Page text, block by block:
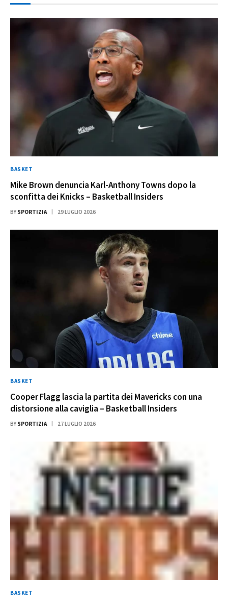
BASKET
Mike Brown denuncia Karl-Anthony Towns dopo la
sconfitta dei Knicks – Basketball Insiders
BY SPORTIZIA 29 LUGLIO 2026
BASKET
Cooper Flagg lascia la partita dei Mavericks con una
distorsione alla caviglia – Basketball Insiders
BY SPORTIZIA 27 LUGLIO 2026
BASKET